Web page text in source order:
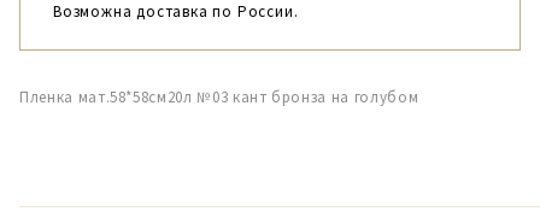
Возможна доставка по России.
Пленка мат.58*58см20л №03 кант бронза на голубом